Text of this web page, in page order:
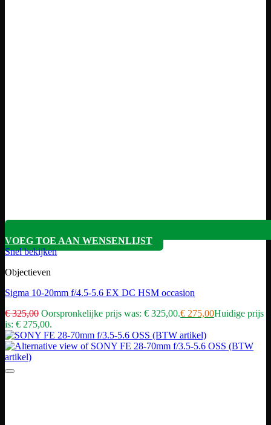
VOEG TOE AAN WENSENLIJST
Snel bekijken
Objectieven
Sigma 10-20mm f/4.5-5.6 EX DC HSM occasion
€325,00 Oorspronkelijke prijs was: € 325,00.€ 275,00Huidige prijs
is: € 275,00.